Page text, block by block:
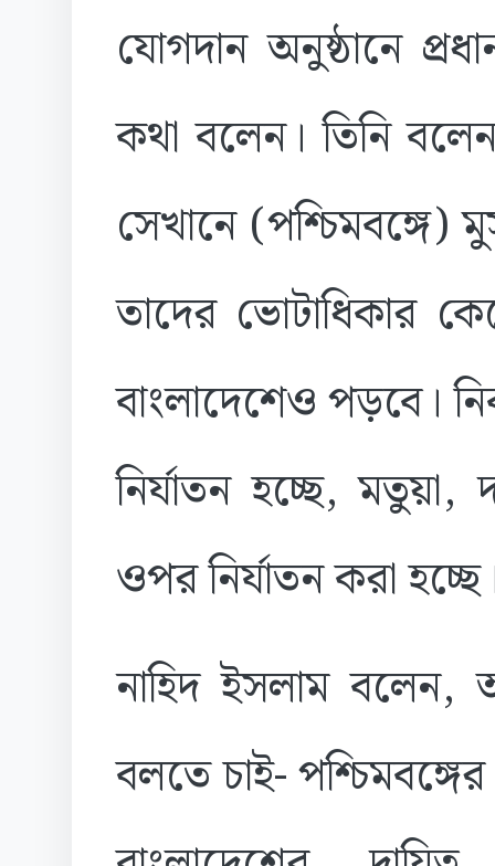
যোগদান অনুষ্ঠানে
কথা বলেন। তিনি
সেখানে (পশ্চিমবঙ্গে)
তাদের ভোটাধিকার
বাংলাদেশেও পড়বে।
নির্যাতন হচ্ছে,
ওপর নির্যাতন করা
নাহিদ ইসলাম বলেন,
বলতে চাই-